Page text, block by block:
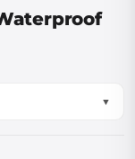
▼